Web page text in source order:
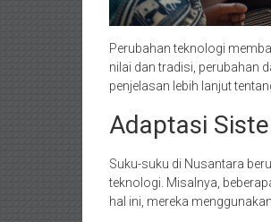
Perubahan teknologi
nilai dan tradisi, perubahan
penjelasan lebih lanjut
Adaptasi
Suku-suku di Nusantara
teknologi. Misalnya,
hal ini, mereka